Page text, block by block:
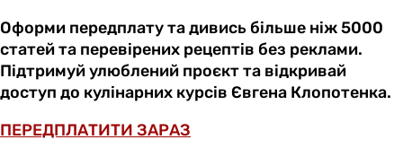
Оформи передплату та дивись більше ніж 5000
статей та перевірених рецептів без реклами.
Підтримуй улюблений проєкт та відкривай
доступ до кулінарних курсів Євгена Клопотенка.
ПЕРЕДПЛАТИТИ ЗАРАЗ